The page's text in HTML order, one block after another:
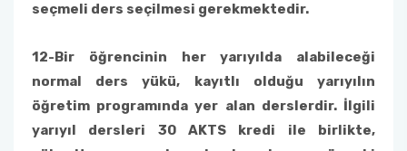
seçmeli ders seçilmesi gerekmektedir.
12-Bir öğrencinin her yarıyılda alabileceği
normal ders yükü, kayıtlı olduğu yarıyılın
öğretim programında yer alan derslerdir. İlgili
yarıyıl dersleri 30 AKTS kredi ile birlikte,